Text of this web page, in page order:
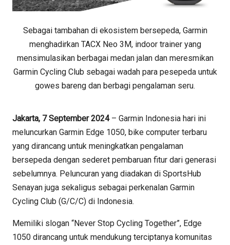
Sebagai tambahan di ekosistem bersepeda, Garmin
menghadirkan TACX Neo 3M, indoor trainer yang
mensimulasikan berbagai medan jalan dan meresmikan
Garmin Cycling Club sebagai wadah para pesepeda untuk
gowes bareng dan berbagi pengalaman seru.
Jakarta, 7 September 2024 – Garmin Indonesia hari ini
meluncurkan Garmin Edge 1050, bike computer terbaru
yang dirancang untuk meningkatkan pengalaman
bersepeda dengan sederet pembaruan fitur dari generasi
sebelumnya. Peluncuran yang diadakan di SportsHub
Senayan juga sekaligus sebagai perkenalan Garmin
Cycling Club (G/C/C) di Indonesia.
Memiliki slogan “Never Stop Cycling Together”, Edge
1050 dirancang untuk mendukung terciptanya komunitas